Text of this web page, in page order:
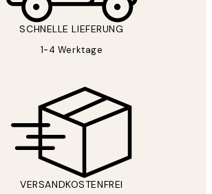
SCHNELLE LIEFERUNG
1-4 Werktage
VERSANDKOSTENFREI